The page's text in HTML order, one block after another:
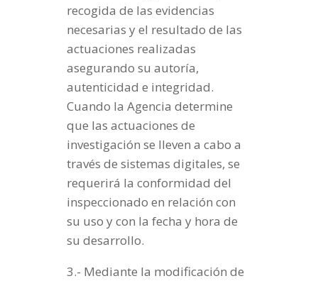
recogida de las evidencias
necesarias y el resultado de las
actuaciones realizadas
asegurando su autoría,
autenticidad e integridad.
Cuando la Agencia determine
que las actuaciones de
investigación se lleven a cabo a
través de sistemas digitales, se
requerirá la conformidad del
inspeccionado en relación con
su uso y con la fecha y hora de
su desarrollo.
3.- Mediante la modificación de